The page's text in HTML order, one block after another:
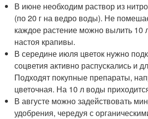
В июне необходим раствор из
(по 20 г на ведро воды). Не
каждое растение можно вылить 10
настоя крапивы.
В середине июля цветок нужно
соцветия активно распускались и
Подходят покупные препараты,
цветочная. На 10 л воды
В августе можно задействовать
удобрения, чередуя с